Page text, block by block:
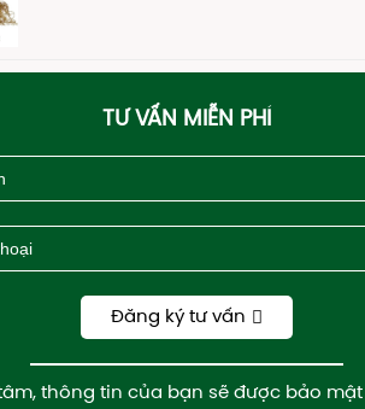
TƯ VẤN MIỄN PHÍ
Đăng ký tư vấn
thông tin của bạn sẽ được bảo